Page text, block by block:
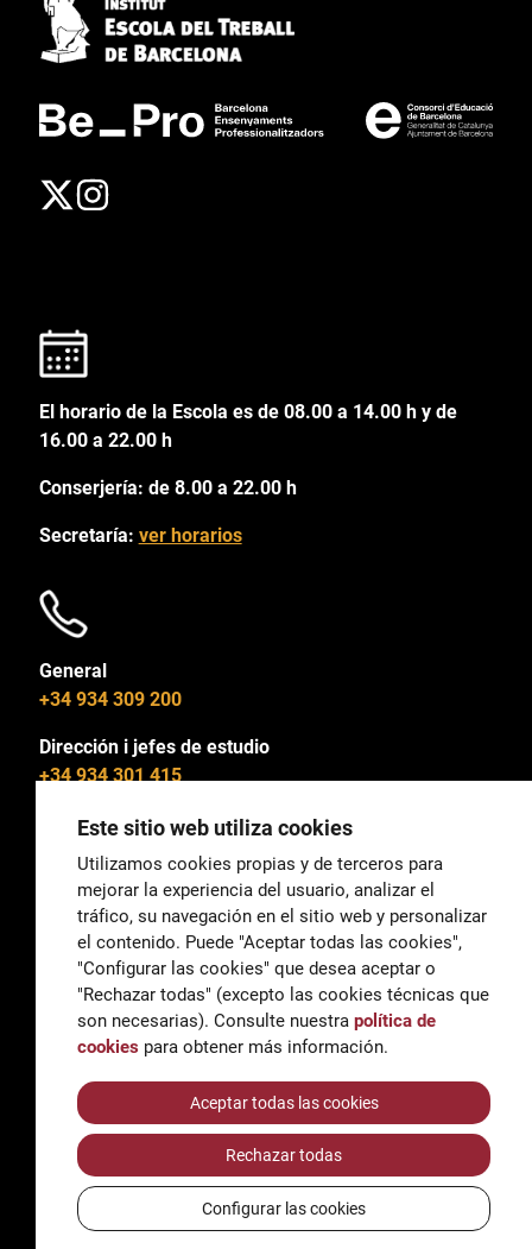
El horario de la Escola es de 08.00 a 14.00 h y de
16.00 a 22.00 h
Conserjería: de 8.00 a 22.00 h
Secretaría: ver horarios
General
+34 934 309 200
Dirección i jefes de estudio
+34 934 301 415
General
correu@escoladeltreball.org
Información
informacio@escoladeltreball.org
Trámites de secretaría
AccessibilidadAviso legal y Política de Privacidad
Política de cookies
Créditos
Este sitio web utiliza cookies
Utilizamos cookies propias y de terceros para
mejorar la experiencia del usuario, analizar el
tráfico, su navegación en el sitio web y personalizar
el contenido. Puede "Aceptar todas las cookies",
"Configurar las cookies" que desea aceptar o
"Rechazar todas" (excepto las cookies técnicas que
son necesarias). Consulte nuestra política de
cookies para obtener más información.
Aceptar todas las cookies
Rechazar todas
Configurar las cookies